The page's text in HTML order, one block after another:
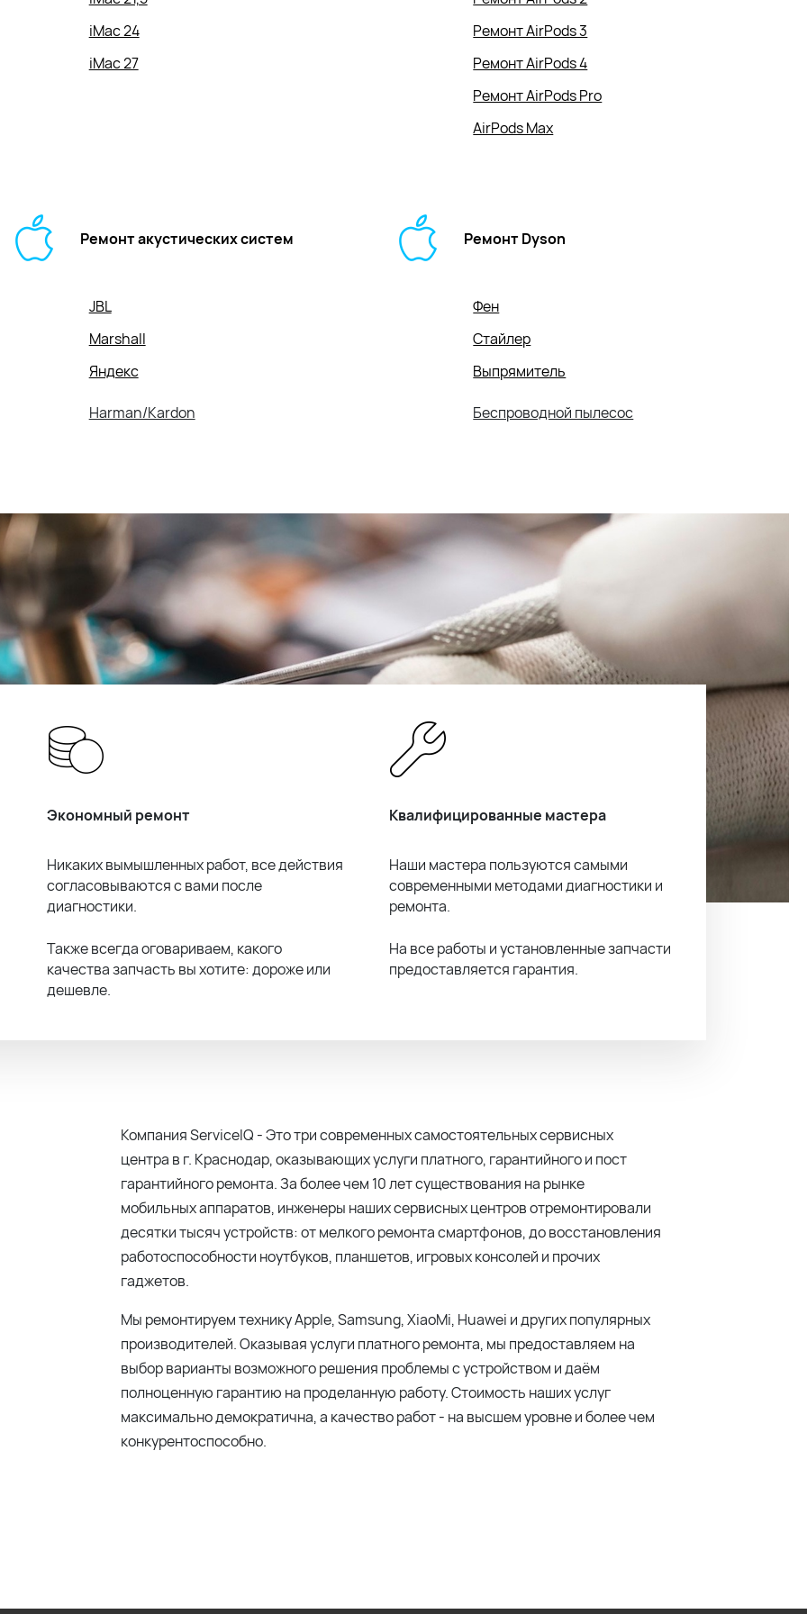
iMac 24
iMac 27
Ремонт AirPods 3
Ремонт AirPods 4
Ремонт AirPods Pro
AirPods Max
Ремонт акустических систем
JBL
Marshall
Яндекс
Harman/Kardon
Ремонт Dyson
Фен
Стайлер
Выпрямитель
Беспроводной пылесос
Экономный ремонт
Никаких вымышленных работ, все действия
согласовываются с вами после
диагностики.
Также всегда оговариваем, какого
качества запчасть вы хотите: дороже или
дешевле.
Квалифицированные мастера
Наши мастера пользуются самыми
современными методами диагностики и
ремонта.
На все работы и установленные запчасти
предоставляется гарантия.
Компания ServiceIQ - Это три современных самостоятельных сервисных
центра в г. Краснодар, оказывающих услуги платного, гарантийного и пост
гарантийного ремонта. За более чем 10 лет существования на рынке
мобильных аппаратов, инженеры наших сервисных центров отремонтировали
десятки тысяч устройств: от мелкого ремонта смартфонов, до восстановления
работоспособности ноутбуков, планшетов, игровых консолей и прочих
гаджетов.
Мы ремонтируем технику Apple, Samsung, XiaoMi, Huawei и других популярных
производителей. Оказывая услуги платного ремонта, мы предоставляем на
выбор варианты возможного решения проблемы с устройством и даём
полноценную гарантию на проделанную работу. Стоимость наших услуг
максимально демократична, а качество работ - на высшем уровне и более чем
конкурентоспособно.